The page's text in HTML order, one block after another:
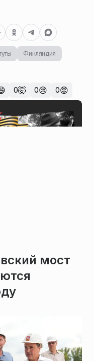
Финляндия
0🤯 0😢 0😡
мост